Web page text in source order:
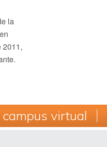
la
2011,
campus virtual